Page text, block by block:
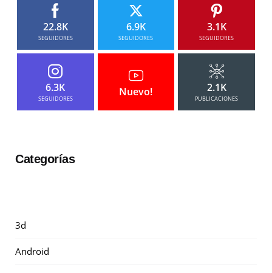
22.8K
SEGUIDORES
6.9K
SEGUIDORES
3.1K
SEGUIDORES
6.3K
SEGUIDORES
Nuevo! 2.1K
PUBLICACIONES
Categorías
3d
Android